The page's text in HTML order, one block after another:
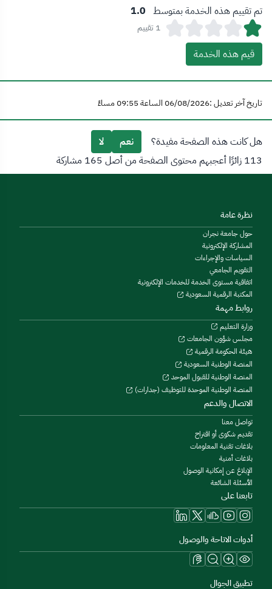
تم تقييم هذه الخدمة بمتوسط 1.0
1 تقييم
قيم هذه الخدمة
تاريخ آخر تعديل :06/08/2026 الساعة 09:55 مساءً
هل كانت هذه الصفحة مفيدة؟ نعم
لا
113 زائرًا أعجبهم محتوى الصفحة من أصل 165 مشاركة
نظرة عامة
حول جامعة نجران
المشاركة الإلكترونية
السياسات والإجراءات
التقويم الجامعي
اتفاقية مستوى الخدمة للخدمات الإلكترونية
المكتبة الرقمية السعودية
روابط مهمة
وزارة التعليم
مجلس شؤون الجامعات
هيئة الحكومة الرقمية
المنصة الوطنية السعودية
المنصة الوطنية للقبول الموحد
المنصة الوطنية الموحدة للتوظيف (جدارات)
الاتصال والدعم
تواصل معنا
تقديم شكوى أو اقتراح
بلاغات تقنية المعلومات
بلاغات أمنية
الإبلاغ عن إمكانية الوصول
الأسئلة الشائعة
تابعنا على
أدوات الاتاحة والوصول
تطبيق الجوال